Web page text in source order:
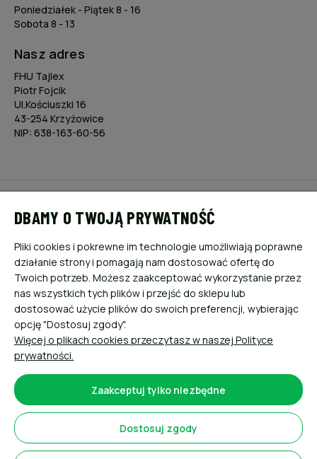
Poniedziałek - Piątek 8 - 16
Sobota 8 - 13
Nasz adres
FHU Tajlex
Piotr Fojcik
Ul.Kościuszki 16
43-254 Krzyżowice
NIP: 638-163-60-56
PŁATNOŚCI I DOSTAWA
INFORMACJE
O NAS
DBAMY O TWOJĄ PRYWATNOŚĆ
Pliki cookies i pokrewne im technologie umożliwiają poprawne
działanie strony i pomagają nam dostosować ofertę do
Twoich potrzeb. Możesz zaakceptować wykorzystanie przez
nas wszystkich tych plików i przejść do sklepu lub
dostosować użycie plików do swoich preferencji, wybierając
opcję "Dostosuj zgody".
Więcej o plikach cookies przeczytasz w naszej Polityce
prywatności.
Zaakceptuj tylko niezbędne
Dostosuj zgody